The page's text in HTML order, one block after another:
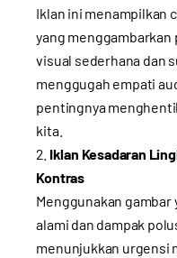
Iklan ini menampilkan
yang menggambarkan
visual sederhana dan
menggugah empati
pentingnya
kita.
Iklan Kesadaran
Kontras
Menggunakan
alami dan dampak
menunjukkan urgensi